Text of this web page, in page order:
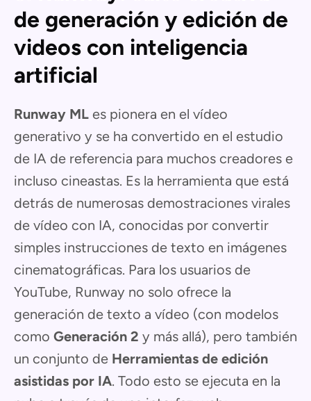
de generación y edición de
videos con inteligencia
artificial
Runway ML es pionera en el vídeo
generativo y se ha convertido en el estudio
de IA de referencia para muchos creadores e
incluso cineastas. Es la herramienta que está
detrás de numerosas demostraciones virales
de vídeo con IA, conocidas por convertir
simples instrucciones de texto en imágenes
cinematográficas. Para los usuarios de
YouTube, Runway no solo ofrece la
generación de texto a vídeo (con modelos
como Generación 2 y más allá), pero también
un conjunto de Herramientas de edición
asistidas por IA. Todo esto se ejecuta en la